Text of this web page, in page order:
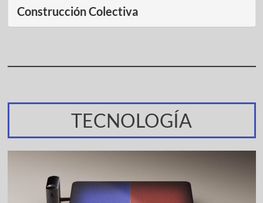
Construcción Colectiva
TECNOLOGÍA